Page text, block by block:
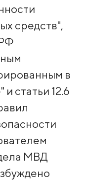
средств",
в
статьи 12.6
МВД